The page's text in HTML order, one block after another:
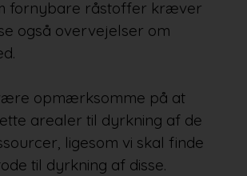
fornybare råstoffer kræver
også overvejelser om
opmærksomme på at
arealer til dyrkning af de
ligesom vi skal finde
til dyrkning af disse.